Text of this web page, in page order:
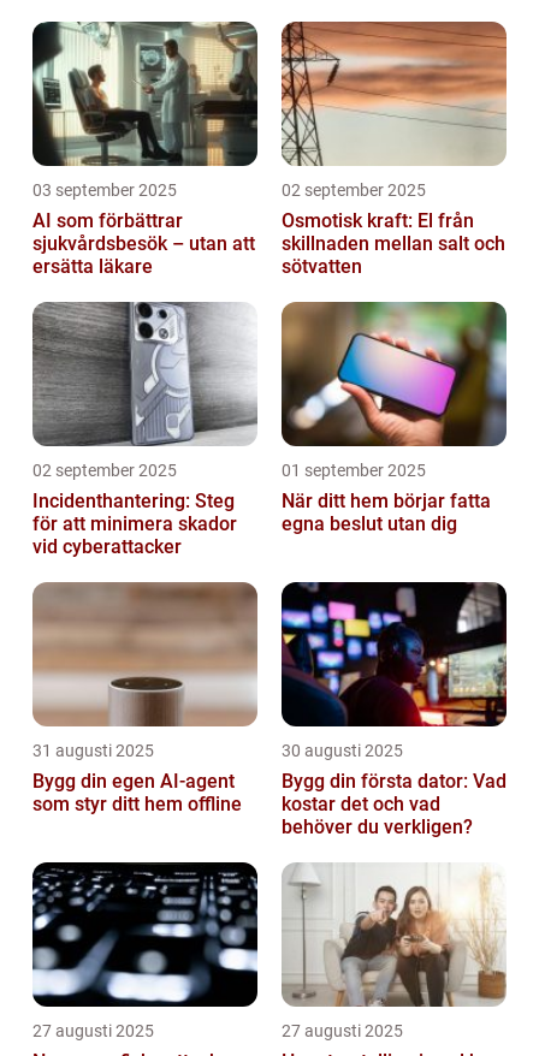
03 september 2025
AI som förbättrar
sjukvårdsbesök – utan att
ersätta läkare
02 september 2025
Osmotisk kraft: El från
skillnaden mellan salt och
sötvatten
02 september 2025
Incidenthantering: Steg
för att minimera skador
vid cyberattacker
01 september 2025
När ditt hem börjar fatta
egna beslut utan dig
31 augusti 2025
Bygg din egen AI-agent
som styr ditt hem offline
30 augusti 2025
Bygg din första dator: Vad
kostar det och vad
behöver du verkligen?
27 augusti 2025 27 augusti 2025